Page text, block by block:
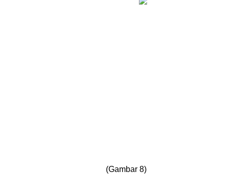
(Gambar 8)